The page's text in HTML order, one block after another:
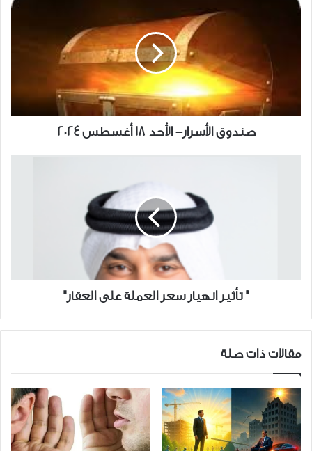
الأسرار-
أغسطس
صندوق الأسرار- الأحد 18 أغسطس 2024
"
" تأثير انهيار سعر العملة على العقار"
مقالات ذات صلة